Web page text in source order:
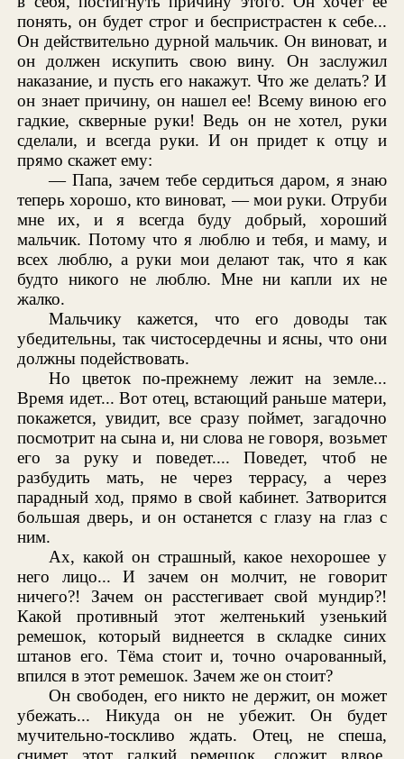
понять, он будет строг и беспристрастен к себе...
Он действительно дурной мальчик. Он виноват, и
он должен искупить свою вину. Он заслужил
наказание, и пусть его накажут. Что же делать? И
он знает причину, он нашел ее! Всему виною его
гадкие, скверные руки! Ведь он не хотел, руки
сделали, и всегда руки. И он придет к отцу и
прямо скажет ему:
— Папа, зачем тебе сердиться даром, я знаю
теперь хорошо, кто виноват, — мои руки. Отруби
мне их, и я всегда буду добрый, хороший
мальчик. Потому что я люблю и тебя, и маму, и
всех люблю, а руки мои делают так, что я как
будто никого не люблю. Мне ни капли их не
жалко.
Мальчику кажется, что его доводы так
убедительны, так чистосердечны и ясны, что они
должны подействовать.
Но цветок по-прежнему лежит на земле...
Время идет... Вот отец, встающий раньше матери,
покажется, увидит, все сразу поймет, загадочно
посмотрит на сына и, ни слова не говоря, возьмет
его за руку и поведет.... Поведет, чтоб не
разбудить мать, не через террасу, а через
парадный ход, прямо в свой кабинет. Затворится
большая дверь, и он останется с глазу на глаз с
ним.
Ах, какой он страшный, какое нехорошее у
него лицо... И зачем он молчит, не говорит
ничего?! Зачем он расстегивает свой мундир?!
Какой противный этот желтенький узенький
ремешок, который виднеется в складке синих
штанов его. Тёма стоит и, точно очарованный,
впился в этот ремешок. Зачем же он стоит?
Он свободен, его никто не держит, он может
убежать... Никуда он не убежит. Он будет
мучительно-тоскливо ждать. Отец, не спеша,
снимет этот гадкий ремешок, сложит вдвое,